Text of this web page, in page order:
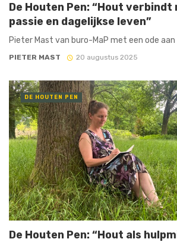
De Houten Pen: “Hout verbindt
passie en dagelijkse leven”
Pieter Mast van buro-MaP met een ode
PIETER MAST 20 augustus 2025
DE HOUTEN PEN
De Houten Pen: “Hout als